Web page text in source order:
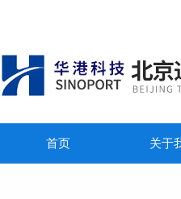
首页 关于